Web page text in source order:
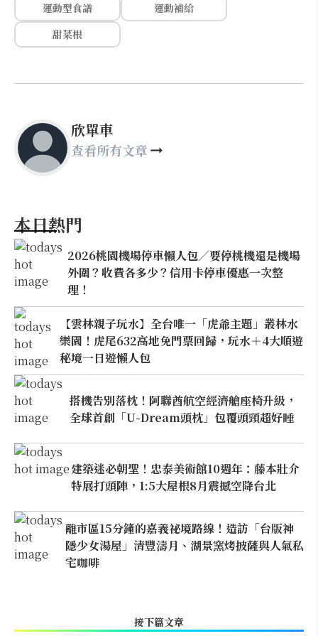
運動型食譜
運動補給
甜菜根
欣單車
查看所有文章
本日熱門
2026桃園機場停車懶人包／要停桃機還是機場
外圍？收費各多少？信用卡停車優惠一次整
理！
【雲林親子玩水】全台唯一「虎爺主題」叢林水
樂園！虎尾632高地免門票回歸，玩水＋4大順遊
秘境一日遊懶人包
搭機告別落枕！阿聯酋航空經濟艙座椅升級，
全球首創「U-Dream頭枕」包覆頭頸超好睡
建築迷必朝聖！忠泰美術館10週年：藤本壯介
特展打頭陣，1:5大屋根8月震撼空降台北
離市區15分鐘的嘉義祕境路線！造訪「台版神
隱少女湯屋」清豐濤月、湖景窯烤披薩與人氣私
宅咖啡
接下篇文章